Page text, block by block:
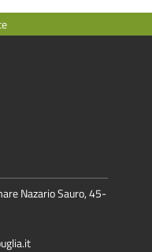
Nazario Sauro, 45-